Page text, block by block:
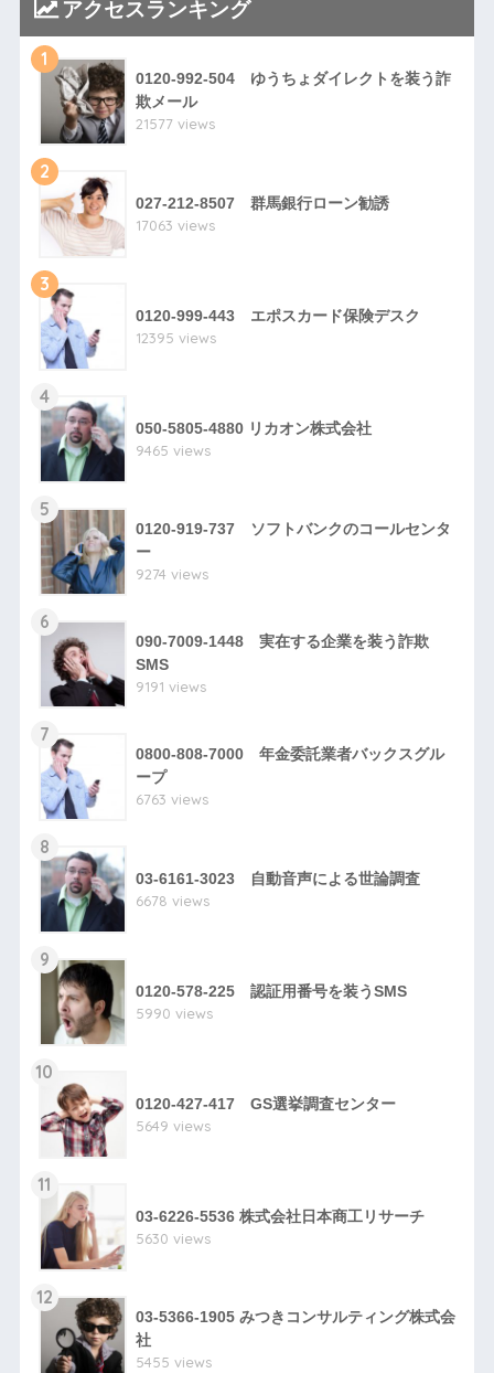
アクセスランキング
1
0120-992-504 ゆうちょダイレクトを装う詐
欺メール
21577 views
2
027-212-8507 群馬銀行ローン勧誘
17063 views
3
0120-999-443 エポスカード保険デスク
12395 views
4
050-5805-4880 リカオン株式会社
9465 views
5
0120-919-737 ソフトバンクのコールセンタ
ー
9274 views
6
090-7009-1448 実在する企業を装う詐欺
SMS
9191 views
7
0800-808-7000 年金委託業者バックスグル
ープ
6763 views
8
03-6161-3023 自動音声による世論調査
6678 views
9
0120-578-225 認証用番号を装うSMS
5990 views
10
0120-427-417 GS選挙調査センター
5649 views
11
03-6226-5536 株式会社日本商工リサーチ
5630 views
12
03-5366-1905 みつきコンサルティング株式会
社
5455 views